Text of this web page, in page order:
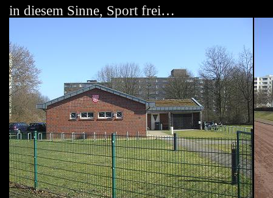
in diesem Sinne, Sport frei…